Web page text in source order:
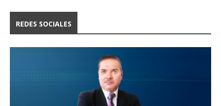
REDES SOCIALES